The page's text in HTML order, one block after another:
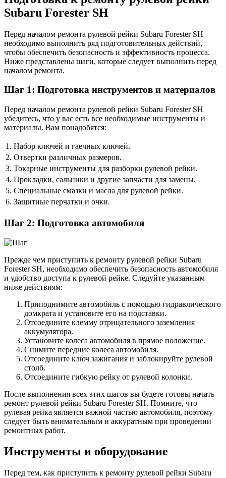
Subaru Forester SH
Перед началом ремонта рулевой рейки Subaru Forester SH
необходимо выполнить ряд подготовительных действий,
чтобы обеспечить безопасность и эффективность процесса.
Ниже представлены шаги, которые следует выполнить перед
началом ремонта.
Шаг 1: Подготовка инструментов и материалов
Перед началом ремонта рулевой рейки Subaru Forester SH
убедитесь, что у вас есть все необходимые инструменты и
материалы. Вам понадобятся:
1. Набор ключей и гаечных ключей.
2. Отвертки различных размеров.
3. Токарные инструменты для разборки рулевой рейки.
4. Прокладки, сальники и другие запчасти для замены.
5. Специальные смазки и масла для рулевой рейки.
6. Защитные перчатки и очки.
Шаг 2: Подготовка автомобиля
Прежде чем приступить к ремонту рулевой рейки Subaru
Forester SH, необходимо обеспечить безопасность автомобиля
и удобство доступа к рулевой рейке. Следуйте указанным
ниже действиям:
Приподнимите автомобиль с помощью гидравлического
домкрата и установите его на подставки.
Отсоедините клемму отрицательного заземления
аккумулятора.
Установите колеса автомобиля в прямое положение.
Снимите передние колеса автомобиля.
Отсоедините ключ зажигания и заблокируйте рулевой
столб.
Отсоедините гибкую рейку от рулевой колонки.
После выполнения всех этих шагов вы будете готовы начать
ремонт рулевой рейки Subaru Forester SH. Помните, что
рулевая рейка является важной частью автомобиля, поэтому
следует быть внимательным и аккуратным при проведении
ремонтных работ.
Инструменты и оборудование
Перед тем, как приступить к ремонту рулевой рейки Subaru